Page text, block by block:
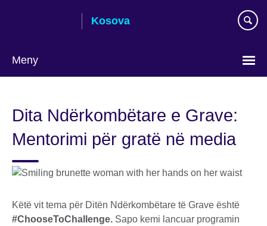
Kosova
Meny
language
Dita Ndërkombëtare e Grave:
Mentorimi për gratë në media
Këtë vit tema për Ditën Ndërkombëtare të Grave është
#ChooseToChallenge. Sapo kemi lancuar programin